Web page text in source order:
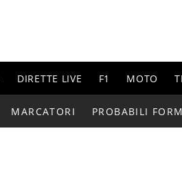
DIRETTE LIVE F1 MOTO
MARCATORI PROBABILI